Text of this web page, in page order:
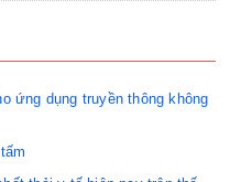
ứng dụng truyền thông không